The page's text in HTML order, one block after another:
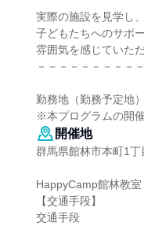
実際の施設を見学し、
子どもたちへのサポ
雰囲気を感じていた
－－－－－－－－－
勤務地（勤務予定地
※本プログラムの開
開催地
群馬県館林市本町1丁
HappyCamp館林教室
【交通手段】
交通手段